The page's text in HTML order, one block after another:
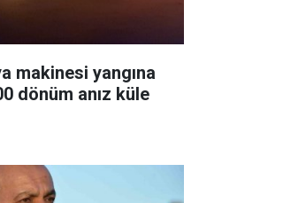
makinesi yangına
dönüm anız küle